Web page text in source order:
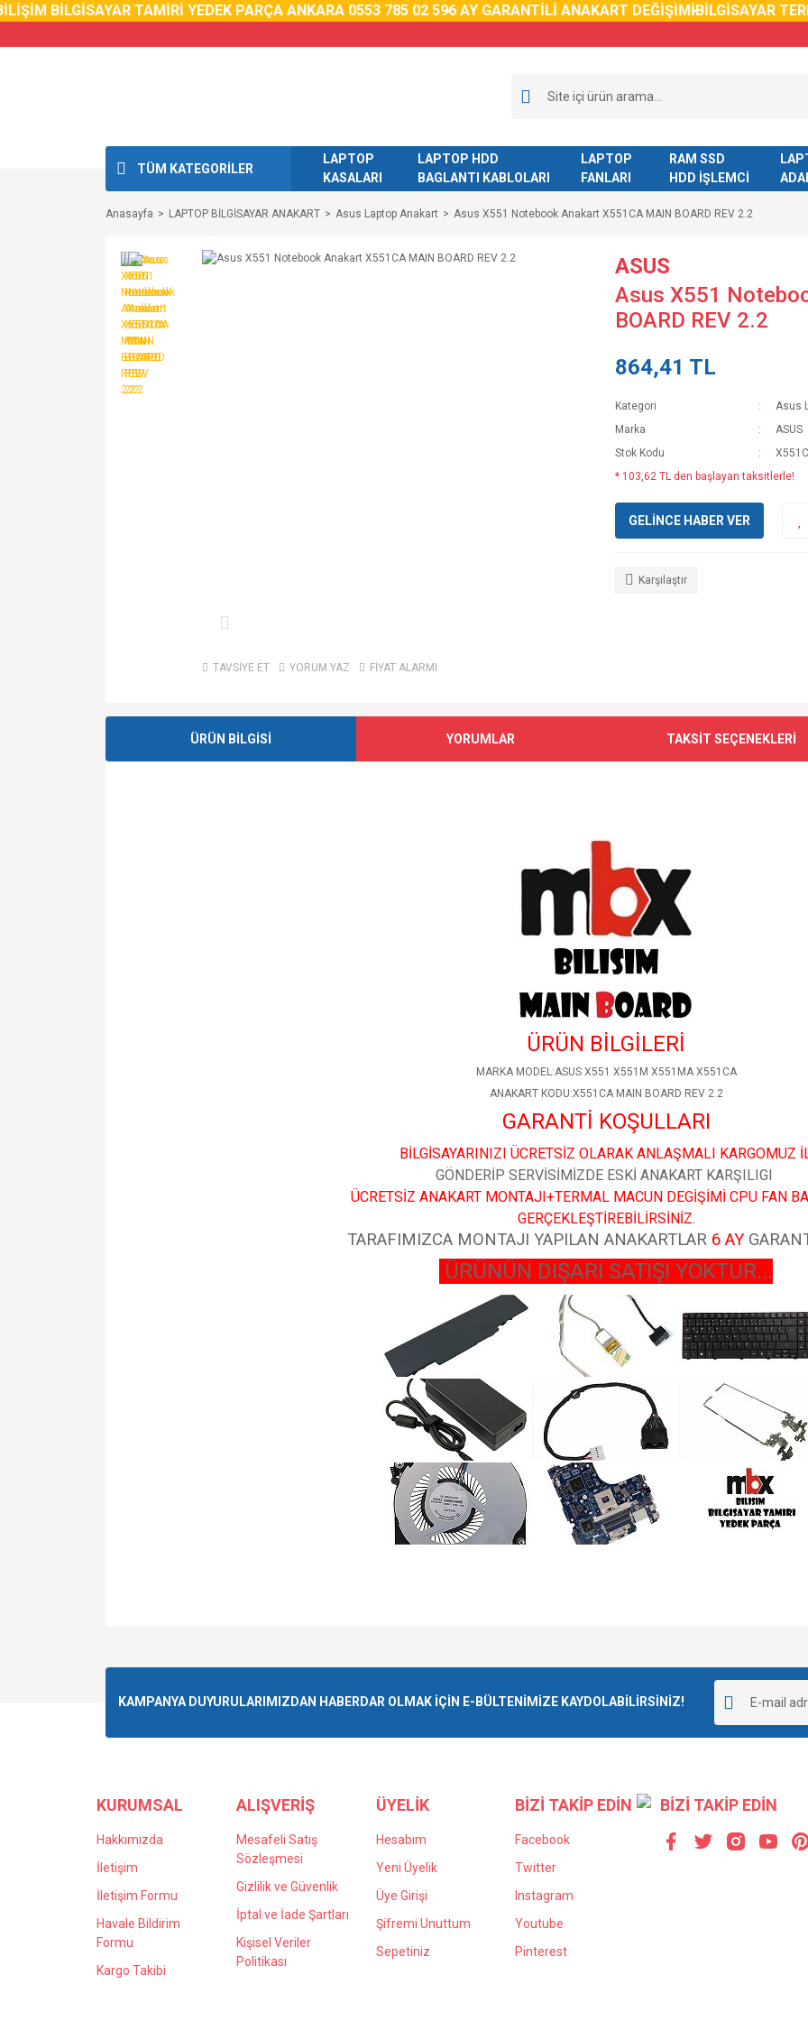
BİLGİSAYAR TAMİRİ YEDEK PARÇA ANKARA 0553 785 02 596 AY GARANTİLİ ANAKART DEĞİŞİMİBİLGİSAYAR
TÜM KATEGORİLER
LAPTOP
KASALARI
LAPTOP HDD
BAGLANTI KABLOLARI
LAPTOP
FANLARI
RAM SSD
HDD İŞLEMCİ
Anasayfa LAPTOP BİLGİSAYAR ANAKART Asus Laptop Anakart Asus X551 Notebook Anakart X551CA MAIN BOARD REV 2.2
TAVSİYE ET YORUM YAZ FİYAT ALARMI
ASUS
Asus X551
BOARD REV 2.2
864,41 TL
Kategori
Asus
Marka
ASUS
Stok Kodu
* 103,62 TL den başlayan taksitlerle!
GELİNCE HABER VER
Karşılaştır
ÜRÜN BİLGİSİ YORUMLAR TAKSİT SEÇENEKLERİ
ÜRÜN BİLGİLERİ
MARKA MODEL:ASUS X551 X551M X551MA X551CA
ANAKART KODU:X551CA MAIN BOARD REV 2.2
GARANTİ KOŞULLARI
BİLGİSAYARINIZI ÜCRETSİZ OLARAK ANLAŞMALI KARGOMUZ
GÖNDERİP SERVİSİMİZDE ESKİ ANAKART KARŞILIGI
ÜCRETSİZ ANAKART MONTAJI+TERMAL MACUN DEGİŞİMİ CPU FAN
GERÇEKLEŞTİREBİLİRSİNİZ.
TARAFIMIZCA MONTAJI YAPILAN ANAKARTLAR 6 AY
ÜRÜNÜN DIŞARI SATIŞI YOKTUR...
Ürün resmi kalitesiz, bozuk veya görüntülenemiyor.
Bu ürüne benzer farklı alternatifler olmalı.
KAMPANYA DUYURULARIMIZDAN HABERDAR OLMAK İÇİN E-BÜLTENİMİZE KAYDOLABİLİRSİNİZ!
KURUMSAL
Hakkımızda
İletişim
İletişim Formu
Havale Bildirim
Formu
Kargo Takibi
ALIŞVERİŞ
Mesafeli Satış
Sözleşmesi
Gizlilik ve Güvenlik
İptal ve İade Şartları
Kişisel Veriler
Politikası
ÜYELİK
Hesabım
Yeni Üyelik
Üye Girişi
Şifremi Unuttum
Sepetiniz
BİZİ TAKİP EDİN
Facebook
Twitter
Instagram
Youtube
Pinterest
BİZİ TAKİP EDİN